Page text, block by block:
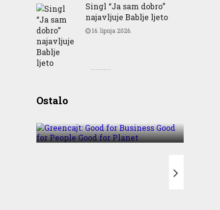
Singl “Ja sam dobro”
najavljuje Bablje ljeto
16. lipnja 2026.
OstaloBusiness Good for People